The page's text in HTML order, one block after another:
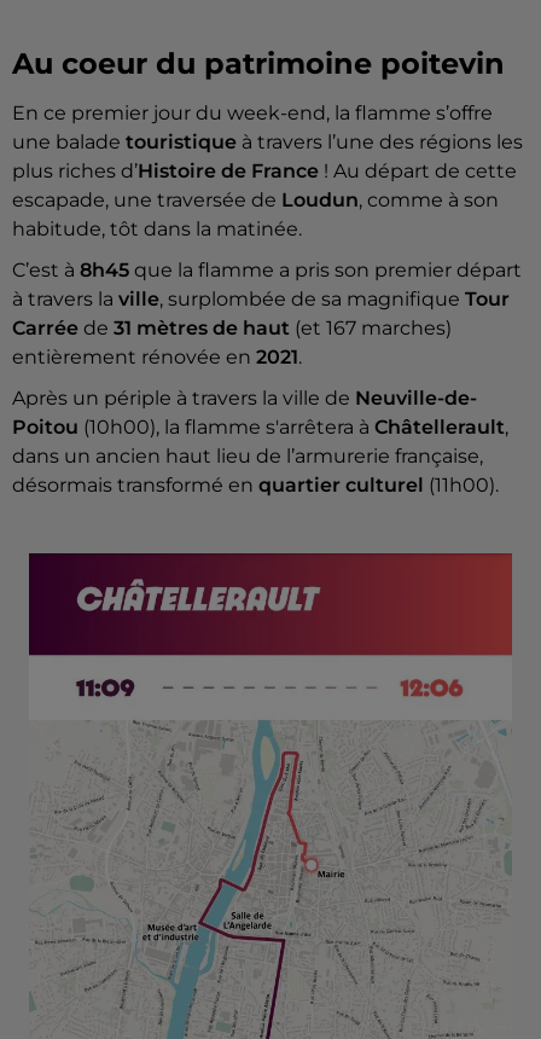
Au coeur du patrimoine poitevin
En ce premier jour du week-end, la flamme s’offre
une balade touristique à travers l’une des régions les
plus riches d’Histoire de France ! Au départ de cette
escapade, une traversée de Loudun, comme à son
habitude, tôt dans la matinée.
C’est à 8h45 que la flamme a pris son premier départ
à travers la ville, surplombée de sa magnifique Tour
Carrée de 31 mètres de haut (et 167 marches)
entièrement rénovée en 2021.
Après un périple à travers la ville de Neuville-de-
Poitou (10h00), la flamme s'arrêtera à Châtellerault,
dans un ancien haut lieu de l’armurerie française,
désormais transformé en quartier culturel (11h00).